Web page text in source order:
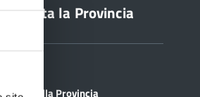
la Provincia
Scrivi alla Provincia